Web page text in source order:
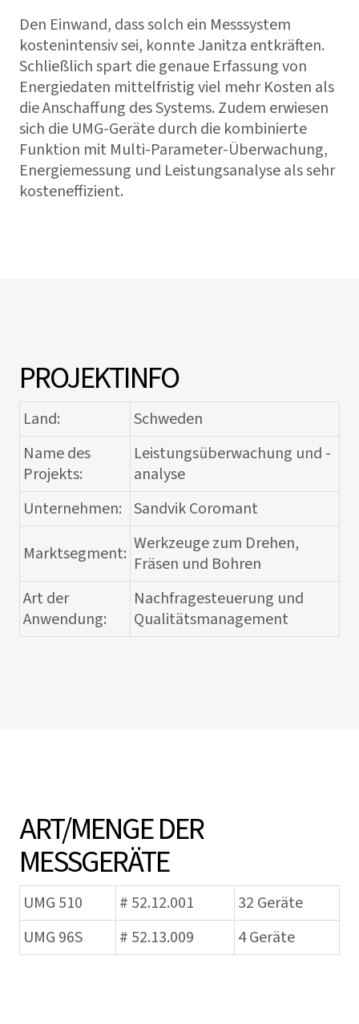
Den Einwand, dass solch ein Messsystem
kostenintensiv sei, konnte Janitza entkräften.
Schließlich spart die genaue Erfassung von
Energiedaten mittelfristig viel mehr Kosten als
die Anschaffung des Systems. Zudem erwiesen
sich die UMG-Geräte durch die kombinierte
Funktion mit Multi-Parameter-Überwachung,
Energiemessung und Leistungsanalyse als sehr
kosteneffizient.
PROJEKTINFO
Land:
Schweden
Name des
Projekts:
Leistungsüberwachung und -
analyse
Unternehmen: Sandvik Coromant
Marktsegment: Werkzeuge zum Drehen,
Fräsen und Bohren
Art der
Anwendung:
Nachfragesteuerung und
Qualitätsmanagement
ART/MENGE DER
MESSGERÄTE
UMG 510 # 52.12.001
32 Geräte
UMG 96S
# 52.13.009 4 Geräte